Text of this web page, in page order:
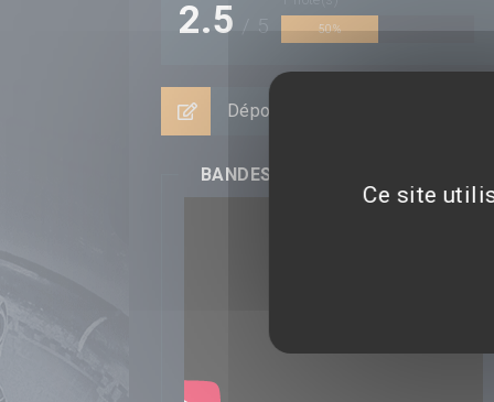
2.5 / 5 50%
Déposer un avis
BANDES-ANNONCES
Ce site